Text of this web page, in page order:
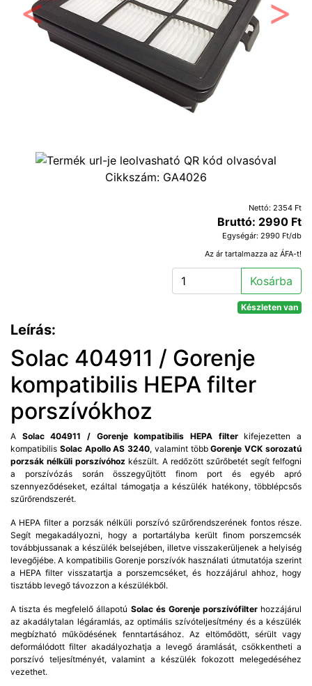
Előző
Cikkszám: GA4026
Nettó: 2354 Ft
Bruttó: 2990 Ft
Egységár: 2990 Ft/db
Az ár tartalmazza az ÁFA-t!
Kosárba
Készleten van
Leírás:
Solac 404911 / Gorenje
kompatibilis HEPA filter
porszívókhoz
A Solac 404911 / Gorenje kompatibilis HEPA filterkifejezetten a
kompatibilis Solac Apollo AS 3240, valamint többGorenje VCK sorozatú
porzsák nélküli porszívóhoz készült. A redőzött szűrőbetét segít felfogni
a porszívózás során összegyűjtött finom port és egyéb apró
szennyeződéseket, ezáltal támogatja a készülék hatékony, többlépcsős
szűrőrendszerét.
A HEPA filter a porzsák nélküli porszívó szűrőrendszerének fontos része.
Segít megakadályozni, hogy a portartályba került finom porszemcsék
továbbjussanak a készülék belsejében, illetve visszakerüljenek a helyiség
levegőjébe. A kompatibilis Gorenje porszívók használati útmutatója szerint
a HEPA filter visszatartja a porszemcséket, és hozzájárul ahhoz, hogy
tisztább levegő távozzon a készülékből.
A tiszta és megfelelő állapotú Solac és Gorenje porszívófilterhozzájárul
az akadálytalan légáramlás, az optimális szívóteljesítmény és a készülék
megbízható működésének fenntartásához. Az eltömődött, sérült vagy
deformálódott filter akadályozhatja a levegő áramlását, csökkentheti a
porszívó teljesítményét, valamint a készülék fokozott melegedéséhez
vezethet.